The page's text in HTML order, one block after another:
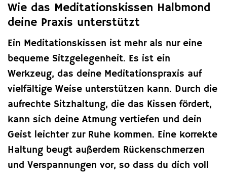
Wie das Meditationskissen Halbmond
deine Praxis unterstützt
Ein Meditationskissen ist mehr als nur eine
bequeme Sitzgelegenheit. Es ist ein
Werkzeug, das deine Meditationspraxis auf
vielfältige Weise unterstützen kann. Durch die
aufrechte Sitzhaltung, die das Kissen fördert,
kann sich deine Atmung vertiefen und dein
Geist leichter zur Ruhe kommen. Eine korrekte
Haltung beugt außerdem Rückenschmerzen
und Verspannungen vor, so dass du dich voll